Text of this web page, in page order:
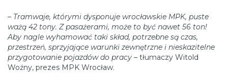
– Tramwaje, którymi dysponuje wrocławskie MPK, puste
ważą 42 tony. Z pasażerami, może to być nawet 56 ton!
Aby nagle wyhamować taki skład, potrzebne są czas,
przestrzeń, sprzyjające warunki zewnętrzne i nieskazitelne
przygotowanie pojazdów do pracy – tłumaczy Witold
Woźny, prezes MPK Wrocław.